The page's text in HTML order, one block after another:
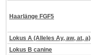
Haarlänge FGF5
Lokus A (Alleles Ay, aw, at, a)
Lokus B canine